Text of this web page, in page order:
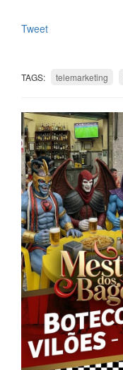
Tweet
TAGS: telemarketing